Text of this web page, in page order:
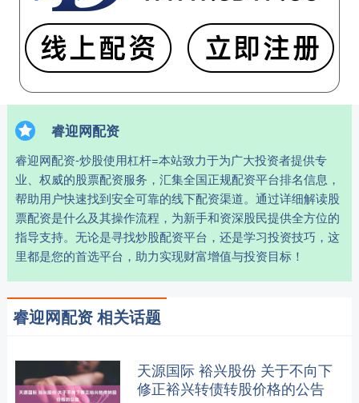
睿迎网配资
睿迎网配资-炒股使用杠杆=本站致力于为广大投资者提供专
业、权威的股票配资服务，汇集全国正规配资平台排名信息，
帮助用户快速找到安全可靠的线下配资渠道。通过详细解读股
票配资是什么及其操作流程，为新手和资深股民提供全方位的
指导支持。无论是寻找炒股配资平台，还是学习投资技巧，这
里都是您的首选平台，助力实现财富增值与投资目标！
睿迎网配资 相关话题
天源国际 裕兴股份 关于不向下
修正裕兴转债转股价格的公告